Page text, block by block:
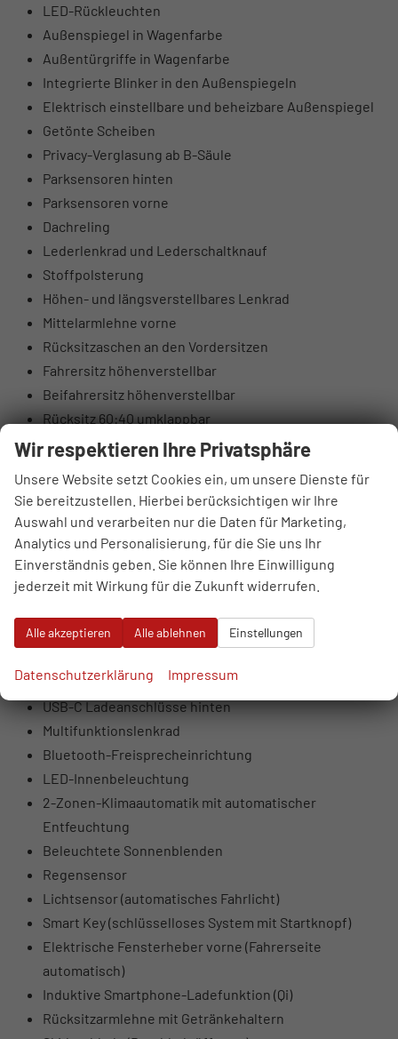
LED-Rückleuchten
Außenspiegel in Wagenfarbe
Außentürgriffe in Wagenfarbe
Integrierte Blinker in den Außenspiegeln
Elektrisch einstellbare und beheizbare Außenspiegel
Getönte Scheiben
Privacy-Verglasung ab B-Säule
Parksensoren hinten
Parksensoren vorne
Dachreling
Lederlenkrad und Lederschaltknauf
Stoffpolsterung
Höhen- und längsverstellbares Lenkrad
Mittelarmlehne vorne
Rücksitzaschen an den Vordersitzen
Fahrersitz höhenverstellbar
Beifahrersitz höhenverstellbar
Rücksitz 60:40 umklappbar
Elektrische Lendenwirbelstütze Fahrerseite
Oberschenkelauflage Fahrerseite
Luftausströmer hinten
Brillenfach
Automatisch abblendender Innenspiegel
10,25" digitales Kombiinstrument
DAB+ Digitalradio
Hochtöner vorne (insgesamt 6 Lautsprecher)
Laden)
USB-C Ladeanschlüsse hinten
Multifunktionslenkrad
Bluetooth-Freisprecheinrichtung
LED-Innenbeleuchtung
2-Zonen-Klimaautomatik mit automatischer
Entfeuchtung
Beleuchtete Sonnenblenden
Regensensor
Lichtsensor (automatisches Fahrlicht)
Smart Key (schlüsselloses System mit Startknopf)
Elektrische Fensterheber vorne (Fahrerseite
automatisch)
Induktive Smartphone-Ladefunktion (Qi)
Rücksitzarmlehne mit Getränkehaltern
Wir respektieren Ihre Privatsphäre
Unsere Website setzt Cookies ein, um unsere Dienste für
Sie bereitzustellen. Hierbei berücksichtigen wir Ihre
Auswahl und verarbeiten nur die Daten für Marketing,
Analytics und Personalisierung, für die Sie uns Ihr
Einverständnis geben. Sie können Ihre Einwilligung
jederzeit mit Wirkung für die Zukunft widerrufen.
Alle akzeptieren Alle ablehnen Einstellungen
Datenschutzerklärung Impressum